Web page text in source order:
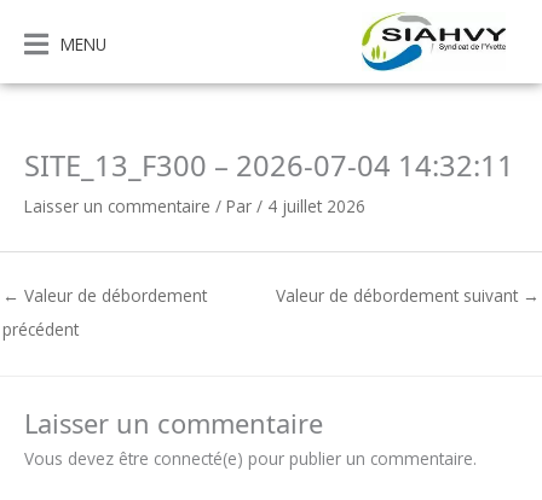
contenu
MENU
SITE_13_F300 – 2026-07-04 14:32:11
Laisser un commentaire / Par / 4 juillet 2026
← Valeur de débordement
précédent
Valeur de débordement suivant →
Laisser un commentaire
Vous devez être connecté(e) pour publier un commentaire.